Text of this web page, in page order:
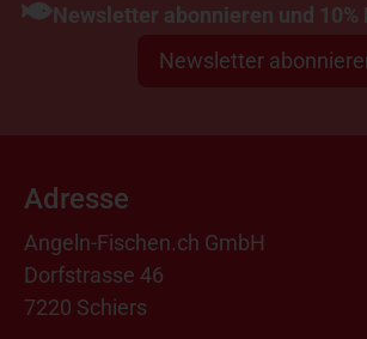
Newsletter abonnieren und
Newsletter
Adresse
Angeln-Fischen.ch GmbH
Dorfstrasse 46
7220 Schiers